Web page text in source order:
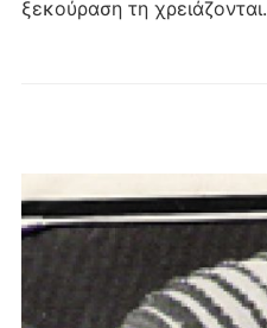
ξεκούραση τη χρειάζονται.